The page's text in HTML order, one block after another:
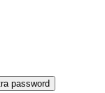
password